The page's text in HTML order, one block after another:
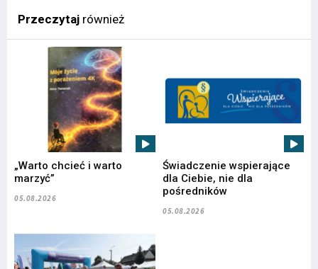
Przeczytaj również
„Warto chcieć i warto
marzyć”
05.08.2026
Świadczenie wspierające
dla Ciebie, nie dla
pośredników
05.08.2026